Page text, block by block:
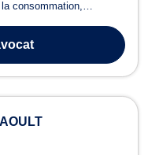
consommation,
des victimes. En